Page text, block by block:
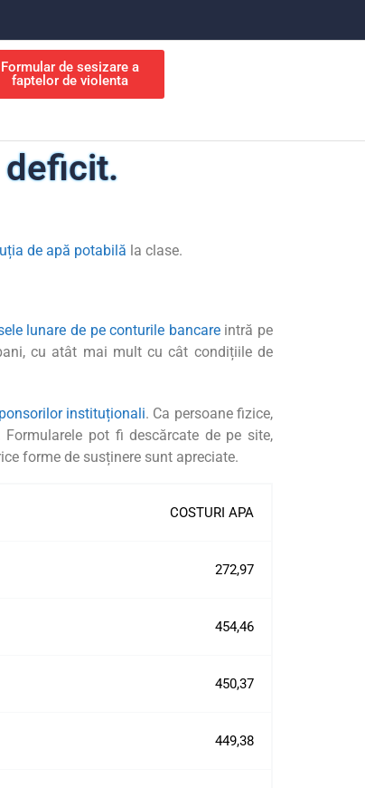
Formular de sesizare a
faptelor de violenta
deficit.
de apă potabilă la clase.
lunare de pe conturile bancareintră pe
cu atât mai mult cu cât condițiile de
instituționali. Ca persoane fizice,
pot fi descărcate de pe site,
forme de susținere sunt apreciate.
COSTURI APA
272,97
454,46
450,37
449,38